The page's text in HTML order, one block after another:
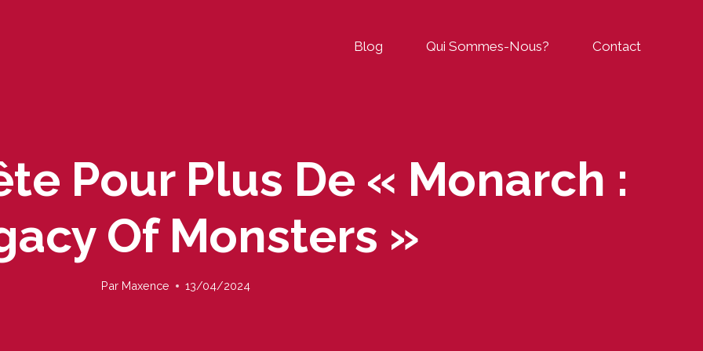
Blog Qui Sommes-Nous? Contact
Pour Plus De « Monarch :
Of Monsters »
Par Maxence 13/04/2024